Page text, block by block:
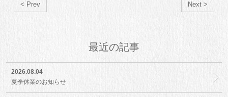
< Prev Next >
最近の記事
2026.08.04
夏季休業のお知らせ